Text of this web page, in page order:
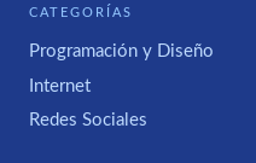
CATEGORÍAS
Programación y Diseño
Internet
Redes Sociales